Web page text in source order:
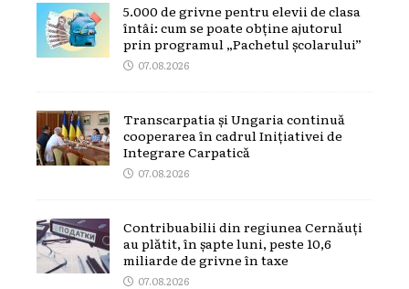
5.000 de grivne pentru elevii de clasa
întâi: cum se poate obține ajutorul
prin programul „Pachetul școlarului”
07.08.2026
Transcarpatia și Ungaria continuă
cooperarea în cadrul Inițiativei de
Integrare Carpatică
07.08.2026
Contribuabilii din regiunea Cernăuți
au plătit, în șapte luni, peste 10,6
miliarde de grivne în taxe
07.08.2026